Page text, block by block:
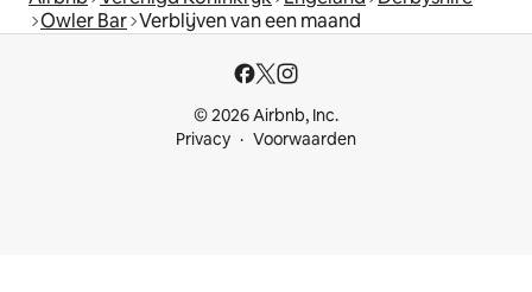
Owler Bar Verblijven van een maand
© 2026 Airbnb, Inc.
Privacy
Voorwaarden